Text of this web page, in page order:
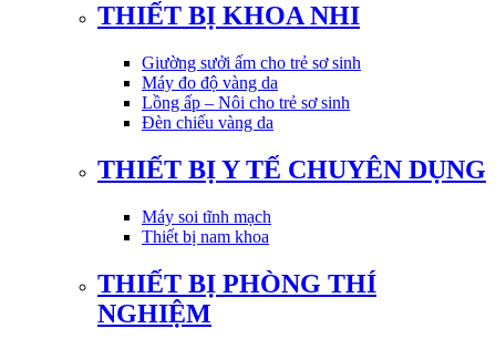
THIẾT BỊ KHOA NHI
Giường sưởi ấm cho trẻ sơ sinh
Máy đo độ vàng da
Lồng ấp – Nôi cho trẻ sơ sinh
Đèn chiếu vàng da
THIẾT BỊ Y TẾ CHUYÊN DỤNG
Máy soi tĩnh mạch
Thiết bị nam khoa
THIẾT BỊ PHÒNG THÍ
NGHIỆM